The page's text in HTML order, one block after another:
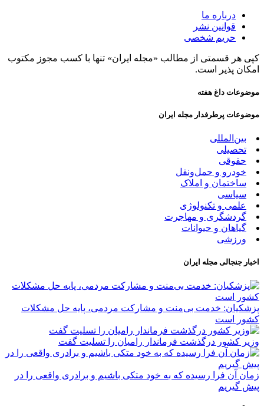
درباره ما
قوانین نشر
حریم شخصی
کپی هر قسمتی از مطالب «مجله ایران» تنها با کسب مجوز مکتوب
امکان پذیر است.
موضوعات داغ هفته
موضوعات پرطرفدار مجله ایران
بین‌المللی
تحصیلی
حقوقی
خودرو و حمل‌و‌نقل
ساختمان و املاک
سیاسی
علمی و تکنولوژی
گردشگری و مهاجرت
گیاهان و حیوانات
ورزشی
اخبار جنجالی مجله ایران
پزشکیان: خدمت بی‌منت و مشارکت مردمی، پایه حل مشکلات
کشور است
وزیر کشور درگذشت فرماندار رامیان را تسلیت گفت
زمان آن فرا رسیده که به خود متکی باشیم و برادری واقعی را در
پیش گیریم